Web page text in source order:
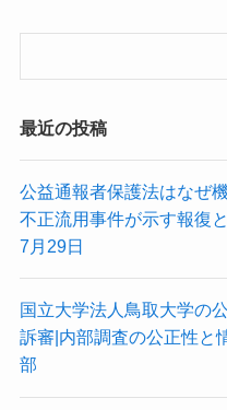
最近の投稿
公益通報者保護法はなぜ
不正流用事件が示す報復
7月29日
国立大学法人鳥取大学の
訴審|内部調査の公正性と
部